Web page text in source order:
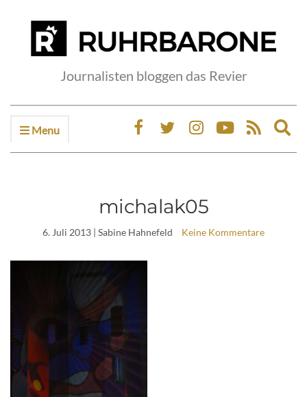
Journalisten bloggen das Revier
Menu
michalak05
6. Juli 2013 | Sabine Hahnefeld Keine Kommentare